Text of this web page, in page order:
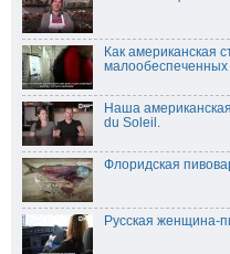
Как американская
Наша
du Soleil.
Флоридская
Русская женщина-